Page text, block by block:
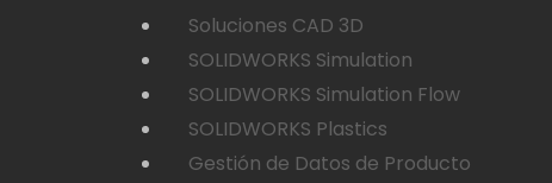
Soluciones CAD 3D
SOLIDWORKS Simulation
SOLIDWORKS Simulation Flow
SOLIDWORKS Plastics
Gestión de Datos de Producto